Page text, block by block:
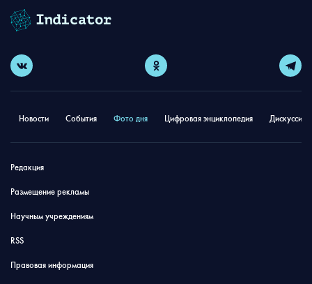
Новости События Фото дня Цифровая энциклопедия
Редакция
Размещение рекламы
Научным учреждениям
RSS
Правовая информация